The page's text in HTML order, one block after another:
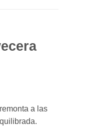
a las